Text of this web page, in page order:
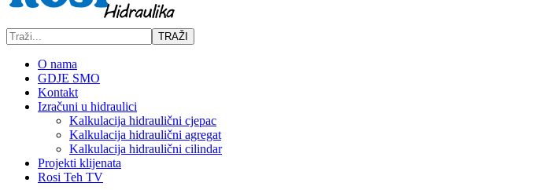
TRAŽI
O nama
GDJE SMO
Kontakt
Izračuni u hidraulici
Kalkulacija hidraulični cjepac
Kalkulacija hidraulični agregat
Kalkulacija hidraulični cilindar
Projekti klijenata
Rosi Teh TV